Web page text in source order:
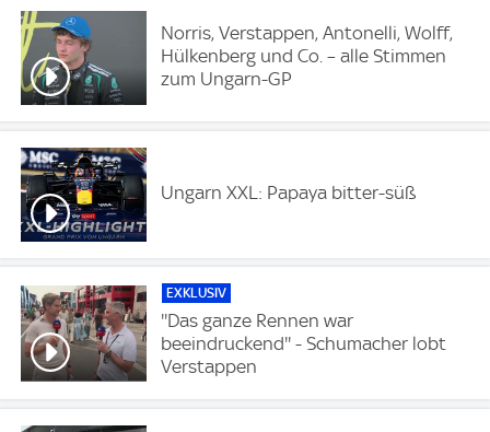
Norris, Verstappen, Antonelli, Wolff,
Hülkenberg und Co. – alle Stimmen
zum Ungarn-GP
Ungarn XXL: Papaya bitter-süß
EXKLUSIV
''Das ganze Rennen war
beeindruckend'' - Schumacher lobt
Verstappen